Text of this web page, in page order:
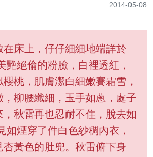
2014-05-08
在床上，仔仔細細地端詳於
艷絕倫的粉臉，白裡透紅，
桃，肌膚潔白細嫩賽霜雪，
，柳腰纖細，玉手如蔥，處子
，秋雷再也忍耐不住，脫去如
如煙穿了件白色紗稠內衣，
杏黃色的肚兜。秋雷俯下身